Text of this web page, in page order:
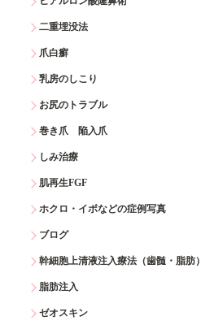
二重埋没法
爪白癬
乳房のしこり
お尻のトラブル
巻き爪 陥入爪
しみ治療
肌再生FGF
ホクロ・イボなどの症例写真
ブログ
幹細胞上清液注入療法（歯髄・脂肪）
脂肪注入
ゼオスキン